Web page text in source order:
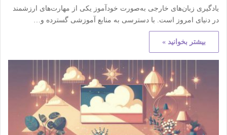
یادگیری زبان‌های خارجی به‌صورت خودآموز یکی از مهارت‌های ارزشمند
در دنیای امروز است. با دسترسی به منابع آموزشی گسترده و…
بیشتر بخوانید »